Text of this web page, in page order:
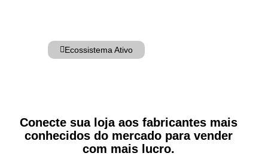
Ecossistema Ativo
Conecte sua loja aos fabricantes mais
conhecidos do mercado para vender
com mais lucro.